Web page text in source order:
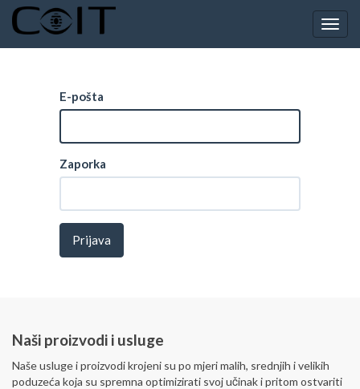
E-pošta
Zaporka
Prijava
Naši proizvodi i usluge
Naše usluge i proizvodi krojeni su po mjeri malih, srednjih i velikih
poduzeća koja su spremna optimizirati svoj učinak i pritom ostvariti